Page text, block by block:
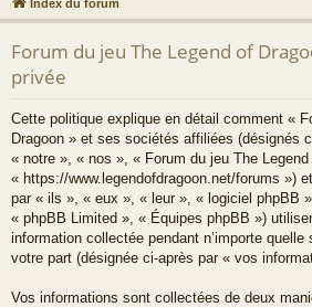
ra
pi
m
s
Index du forum
Forum du jeu The Legend of
privée
Cette politique explique en détail comment «
Dragoon » et ses sociétés affiliées (désignés
« notre », « nos », « Forum du jeu The Legend
« https://www.legendofdragoon.net/forums »)
par « ils », « eux », « leur », « logiciel phpBB
« phpBB Limited », « Équipes phpBB »)
information collectée pendant n’importe quelle
votre part (désignée ci-après par « vos
Vos informations sont collectées de deux